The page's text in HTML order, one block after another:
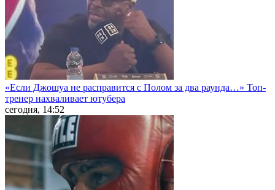
«Если Джошуа не расправится с Полом за два раунда…» Топ-
тренер нахваливает ютубера
сегодня, 14:52